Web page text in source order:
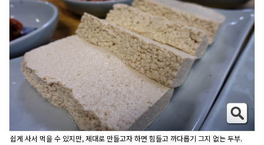
쉽게 사서 먹을 수 있지만, 제대로 만들고자 하면 힘들고 까다롭기 그지 없는 두부.